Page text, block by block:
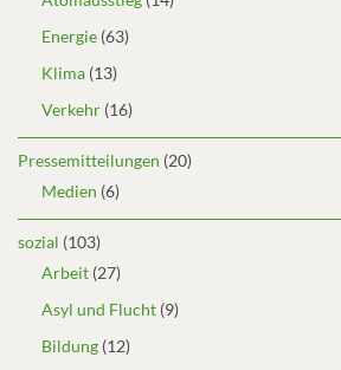
Energie (63)
Klima (13)
Verkehr (16)
Pressemitteilungen (20)
Medien (6)
sozial (103)
Arbeit (27)
Asyl und Flucht (9)
Bildung (12)